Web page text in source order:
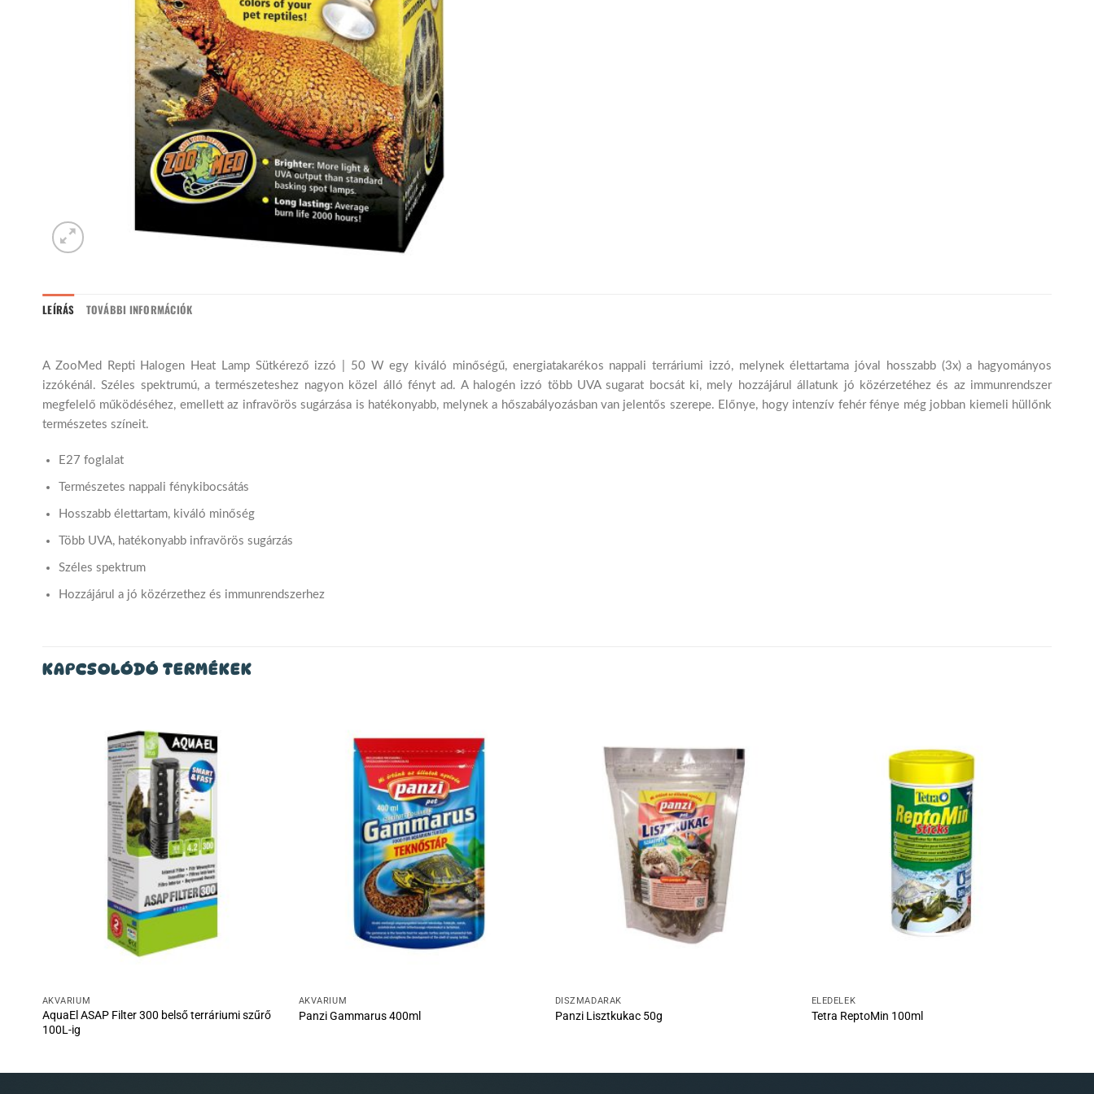
LEÍRÁS TOVÁBBI INFORMÁCIÓK
A ZooMed Repti Halogen Heat Lamp Sütkérező izzó | 50 W egy kiváló minőségű, energiatakarékos nappali terráriumi izzó, melynek élettartama jóval hosszabb (3x) a hagyományos
izzókénál. Széles spektrumú, a természeteshez nagyon közel álló fényt ad. A halogén izzó több UVA sugarat bocsát ki, mely hozzájárul állatunk jó közérzetéhez és az immunrendszer
megfelelő működéséhez, emellett az infravörös sugárzása is hatékonyabb, melynek a hőszabályozásban van jelentős szerepe. Előnye, hogy intenzív fehér fénye még jobban kiemeli hüllőnk
természetes színeit.
E27 foglalat
Természetes nappali fénykibocsátás
Hosszabb élettartam, kiváló minőség
Több UVA, hatékonyabb infravörös sugárzás
Széles spektrum
Hozzájárul a jó közérzethez és immunrendszerhez
KAPCSOLÓDÓ TERMÉKEK
AKVÁRIUM
AquaEl ASAP Filter 300 belső terráriumi szűrő
100L-ig
AKVÁRIUM
Panzi Gammarus 400ml
DÍSZMADARAK
Panzi Lisztkukac 50g
ELEDELEK
Tetra ReptoMin 100ml